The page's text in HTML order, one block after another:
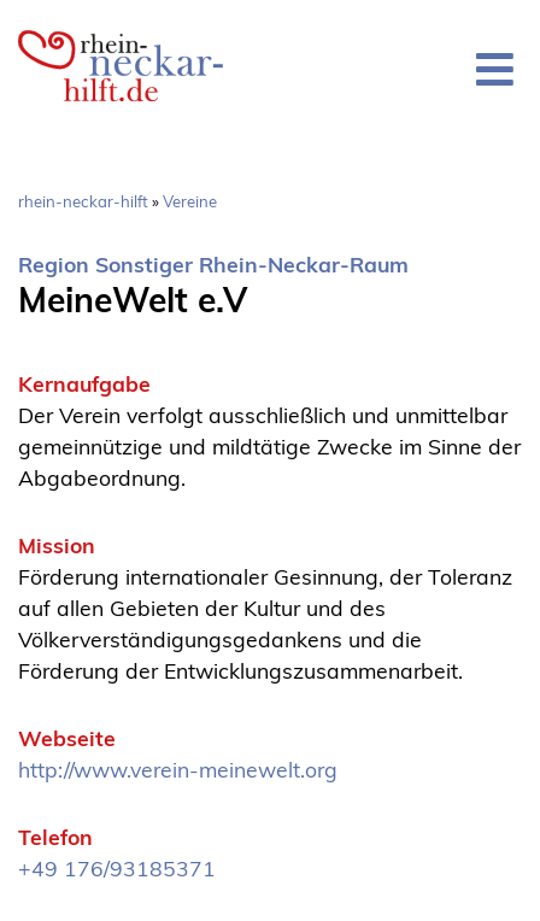
zum
Pfadnavigation
rhein-neckar-hilft Vereine
Region Sonstiger Rhein-Neckar-Raum
MeineWelt e.V
Kernaufgabe
Der Verein verfolgt ausschließlich und unmittelbar
gemeinnützige und mildtätige Zwecke im Sinne der
Abgabeordnung.
Mission
Förderung internationaler Gesinnung, der Toleranz
auf allen Gebieten der Kultur und des
Völkerverständigungsgedankens und die
Förderung der Entwicklungszusammenarbeit.
Webseite
http://www.verein-meinewelt.org
Telefon
+49 176/93185371